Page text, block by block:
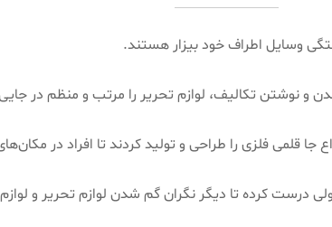
وسایل اطراف خود بیزار هستند.
و نوشتن تکالیف، لوازم تحریر را مرتب و منظم در
جا قلمی فلزی را طراحی و تولید کردند تا افراد در
درست کرده تا دیگر نگران گم شدن لوازم تحریر و